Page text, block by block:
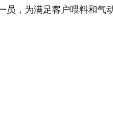
员，为满足客户喂料和气